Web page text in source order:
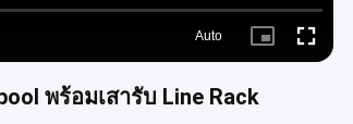
Auto
Picture- Fullscreen
พร้อมเสารับ Line Rack